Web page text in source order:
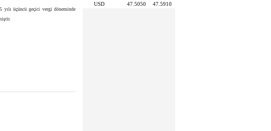
yılı üçüncü geçici vergi döneminde
USD
47.5910
47.5050